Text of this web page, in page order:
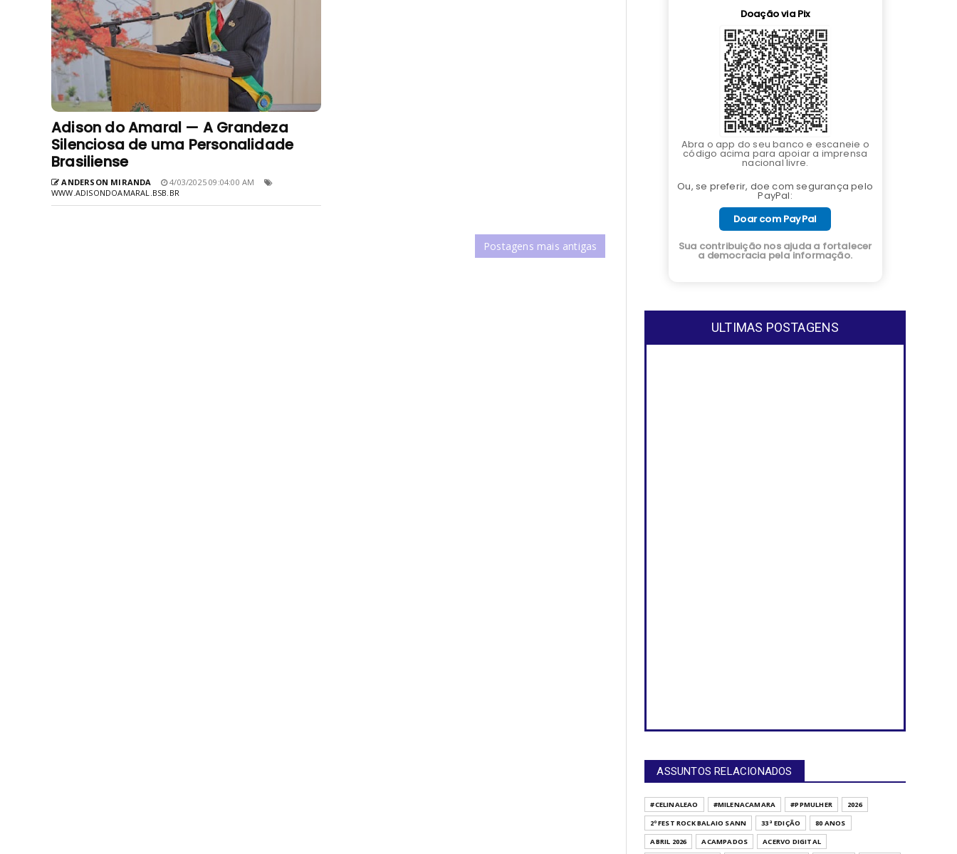
Adison do Amaral — A Grandeza
Silenciosa de uma Personalidade
Brasiliense
ANDERSON MIRANDA
4/03/2025 09:04:00 AM
WWW.ADISONDOAMARAL.BSB.BR
Postagens mais antigas
Doação via Pix
Abra o app do seu banco e escaneie o
código acima para apoiar a imprensa
nacional livre.
Ou, se preferir, doe com segurança pelo
PayPal:
Doar com PayPal
Sua contribuição nos ajuda a fortalecer
a democracia pela informação.
ULTIMAS POSTAGENS
ASSUNTOS RELACIONADOS
#CELINALEAO #MILENACAMARA #PPMULHER
2026
2º FEST ROCK BALAIO SANN
33ª EDIÇÃO
80 ANOS
ABRIL 2026
ACAMPADOS
ACERVO DIGITAL